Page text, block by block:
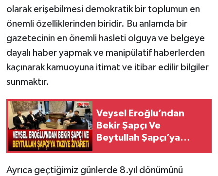
olarak erişebilmesi demokratik bir toplumun en
önemli özelliklerinden biridir. Bu anlamda bir
gazetecinin en önemli hasleti olguya ve belgeye
dayalı haber yapmak ve manipülatif haberlerden
kaçınarak kamuoyuna itimat ve itibar edilir bilgiler
sunmaktır.
Veysel Eroğlu’ndan
Bekir Şapçı Ve
Beytullah Şapçı’ya
Ayrıca geçtiğimiz günlerde 8.yıl dönümünü